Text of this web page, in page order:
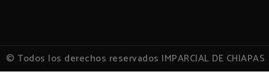
© Todos los derechos reservados IMPARCIAL DE CHIAPAS